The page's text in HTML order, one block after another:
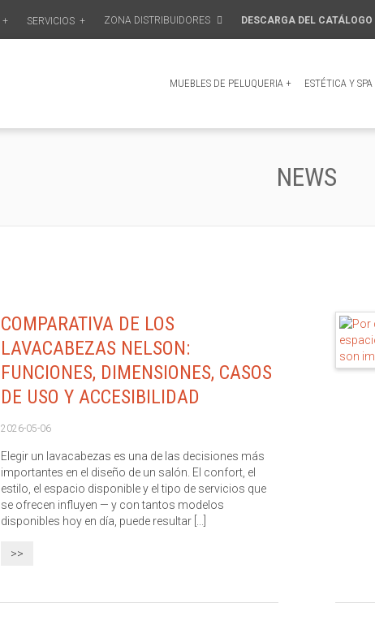
+ SERVICIOS + ZONA DISTRIBUIDORES DESCARGA DEL CATÁLOGO
MUEBLES DE PELUQUERIA + ESTÉTICA Y SPA
NEWS
COMPARATIVA DE LOS
LAVACABEZAS NELSON:
FUNCIONES, DIMENSIONES, CASOS
DE USO Y ACCESIBILIDAD
2026-05-06
Elegir un lavacabezas es una de las decisiones más
importantes en el diseño de un salón. El confort, el
estilo, el espacio disponible y el tipo de servicios que
se ofrecen influyen — y con tantos modelos
disponibles hoy en día, puede resultar [...]
>>